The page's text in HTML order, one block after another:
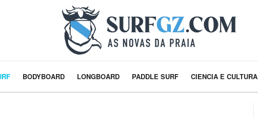
BODYBOARD LONGBOARD PADDLE SURF CIENCIA E CULTURA